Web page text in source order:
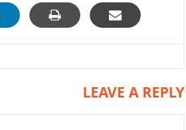
LEAVE A REPLY